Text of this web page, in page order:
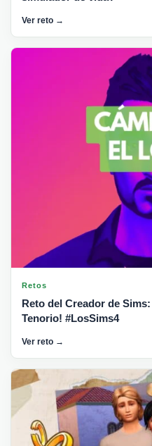
Ver reto →
Retos
Reto del Creador de
Tenorio! #LosSims4
Ver reto →